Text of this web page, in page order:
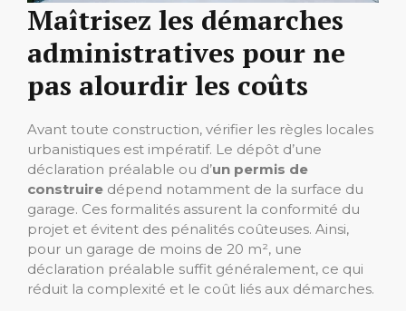
Maîtrisez les démarches
administratives pour ne
pas alourdir les coûts
Avant toute construction, vérifier les règles locales
urbanistiques est impératif. Le dépôt d’une
déclaration préalable ou d’un permis de
construire dépend notamment de la surface du
garage. Ces formalités assurent la conformité du
projet et évitent des pénalités coûteuses. Ainsi,
pour un garage de moins de 20 m², une
déclaration préalable suffit généralement, ce qui
réduit la complexité et le coût liés aux démarches.